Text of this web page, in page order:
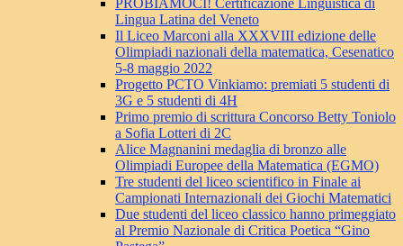
PROBIAMOCI! Certificazione Linguistica di
Lingua Latina del Veneto
Il Liceo Marconi alla XXXVIII edizione delle
Olimpiadi nazionali della matematica, Cesenatico
5-8 maggio 2022
Progetto PCTO Vinkiamo: premiati 5 studenti di
3G e 5 studenti di 4H
Primo premio di scrittura Concorso Betty Toniolo
a Sofia Lotteri di 2C
Alice Magnanini medaglia di bronzo alle
Olimpiadi Europee della Matematica (EGMO)
Tre studenti del liceo scientifico in Finale ai
Campionati Internazionali dei Giochi Matematici
Due studenti del liceo classico hanno primeggiato
al Premio Nazionale di Critica Poetica “Gino